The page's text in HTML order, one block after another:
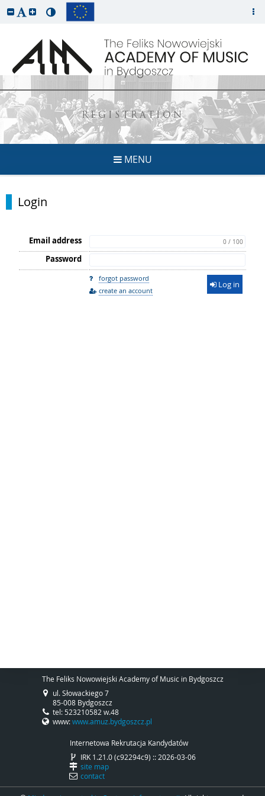
REGISTRATION
MENU
Login
Email address 0 / 100
Password
forgot password
create an account
Log in
The Feliks Nowowiejski Academy of Music in Bydgoszcz
ul. Słowackiego 7
85-008 Bydgoszcz
tel: 523210582 w.48
www:www.amuz.bydgoszcz.pl
Internetowa Rekrutacja Kandydatów
IRK 1.21.0 (c92294c9) :: 2026-03-06
site map
contact